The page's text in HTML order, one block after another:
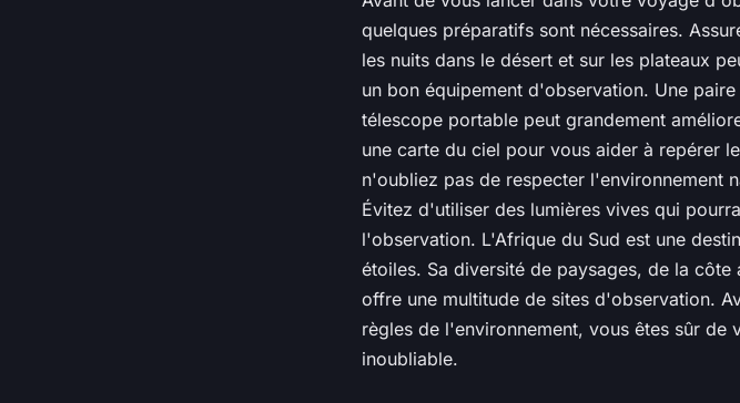
quelques préparatifs sont nécessaires.
les nuits dans le désert et sur les plateaux
un bon équipement d'observation. Une
télescope portable peut grandement
une carte du ciel pour vous aider à repérer
n'oubliez pas de respecter l'environnement
Évitez d'utiliser des lumières vives qui
l'observation. L'Afrique du Sud est une
étoiles. Sa diversité de paysages, de la
offre une multitude de sites d'observation.
règles de l'environnement, vous êtes sûr
inoubliable.